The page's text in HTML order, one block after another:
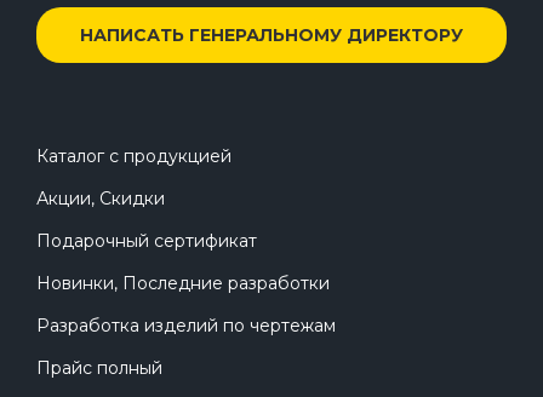
НАПИСАТЬ ГЕНЕРАЛЬНОМУ ДИРЕКТОРУ
Каталог с продукцией
Акции, Скидки
Подарочный сертификат
Новинки, Последние разработки
Разработка изделий по чертежам
Прайс полный